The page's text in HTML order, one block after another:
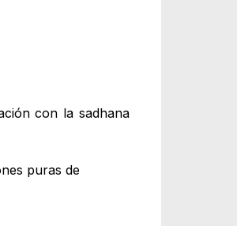
con la sadhana
puras de